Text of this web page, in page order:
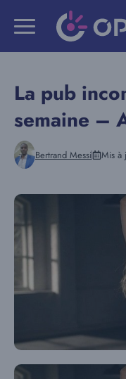
La pub
semaine –
Bertrand Messi Mis à